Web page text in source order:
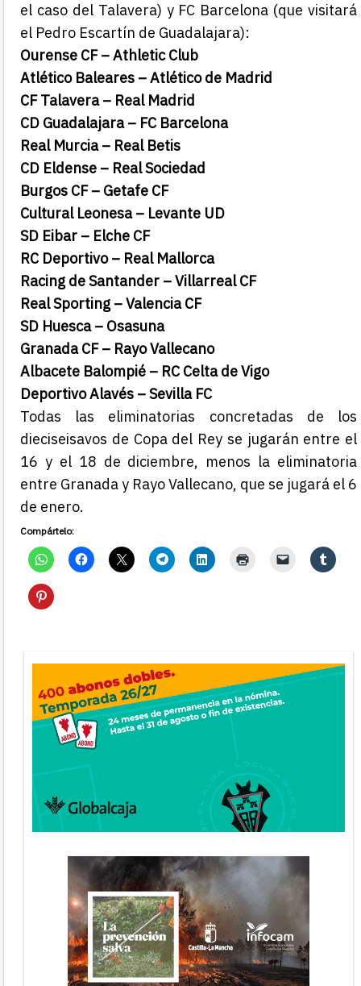
el caso del Talavera) y FC Barcelona (que visitará
el Pedro Escartín de Guadalajara):
Ourense CF – Athletic Club
Atlético Baleares – Atlético de Madrid
CF Talavera – Real Madrid
CD Guadalajara – FC Barcelona
Real Murcia – Real Betis
CD Eldense – Real Sociedad
Burgos CF – Getafe CF
Cultural Leonesa – Levante UD
SD Eibar – Elche CF
RC Deportivo – Real Mallorca
Racing de Santander – Villarreal CF
Real Sporting – Valencia CF
SD Huesca – Osasuna
Granada CF – Rayo Vallecano
Albacete Balompié – RC Celta de Vigo
Deportivo Alavés – Sevilla FC
Todas las eliminatorias concretadas de los
dieciseisavos de Copa del Rey se jugarán entre el
16 y el 18 de diciembre, menos la eliminatoria
entre Granada y Rayo Vallecano, que se jugará el 6
de enero.
Compártelo: